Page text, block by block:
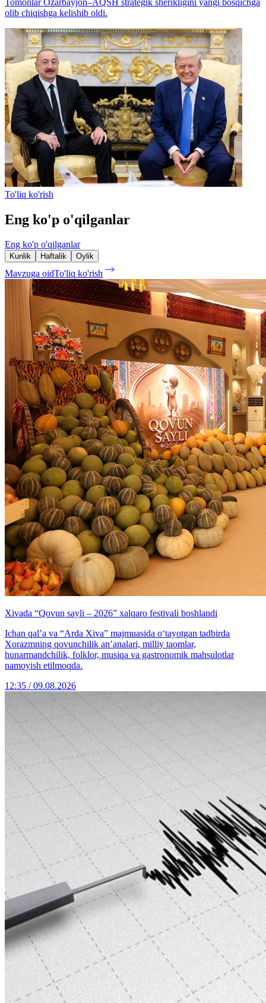
olib chiqishga kelishib oldi.
To'liq ko'rish
Eng ko'p o'qilganlar
Eng ko'p o'qilganlar
Kunlik Haftalik Oylik
Mavzuga oidTo'liq ko'rish
Xivada “Qovun sayli – 2026” xalqaro festivali boshlandi
Ichan qal’a va “Arda Xiva” majmuasida o‘tayotgan tadbirda
Xorazmning qovunchilik an’analari, milliy taomlar,
hunarmandchilik, folklor, musiqa va gastronomik mahsulotlar
namoyish etilmoqda.
12:35 / 09.08.2026